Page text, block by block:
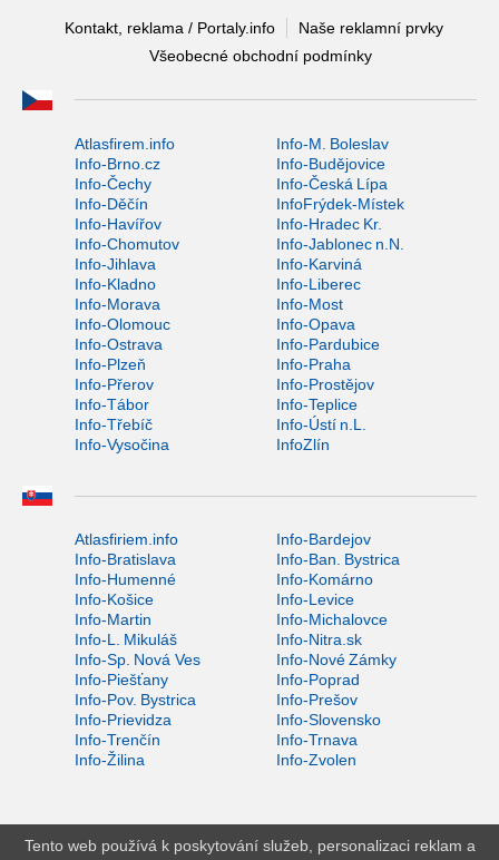
Kontakt, reklama / Portaly.info
Naše reklamní prvky
Všeobecné obchodní podmínky
Atlasfirem.info
Info-M. Boleslav
Info-Brno.cz
Info-Budějovice
Info-Čechy
Info-Česká Lípa
Info-Děčín
InfoFrýdek-Místek
Info-Havířov
Info-Hradec Kr.
Info-Chomutov
Info-Jablonec n.N.
Info-Jihlava
Info-Karviná
Info-Kladno
Info-Liberec
Info-Morava
Info-Most
Info-Olomouc
Info-Opava
Info-Ostrava
Info-Pardubice
Info-Plzeň
Info-Praha
Info-Přerov
Info-Prostějov
Info-Tábor
Info-Teplice
Info-Třebíč
Info-Ústí n.L.
Info-Vysočina
InfoZlín
Atlasfiriem.info
Info-Bardejov
Info-Bratislava
Info-Ban. Bystrica
Info-Humenné
Info-Komárno
Info-Košice
Info-Levice
Info-Martin
Info-Michalovce
Info-L. Mikuláš
Info-Nitra.sk
Info-Sp. Nová Ves
Info-Nové Zámky
Info-Piešťany
Info-Poprad
Info-Pov. Bystrica
Info-Prešov
Info-Prievidza
Info-Slovensko
Info-Trenčín
Info-Trnava
Info-Žilina
Info-Zvolen
Tento web používá k poskytování služeb, personalizaci reklam a